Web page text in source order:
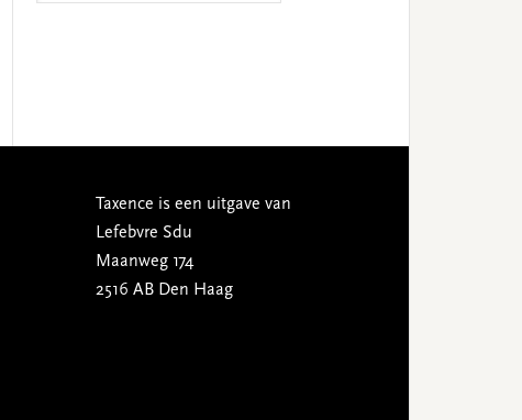
Taxence is een uitgave van
Lefebvre Sdu
Maanweg 174
2516 AB Den Haag